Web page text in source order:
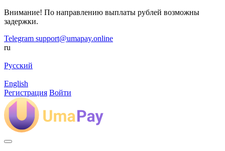
Внимание! По направлению выплаты рублей возможны
задержки.
Telegram support@umapay.online
ru
Русский
English
Регистрация Войти